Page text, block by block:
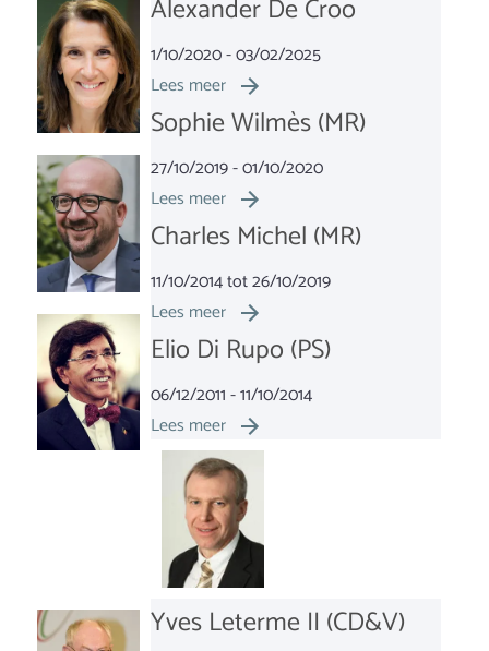
Alexander De Croo
1/10/2020 - 03/02/2025
Lees meer
Sophie Wilmès (MR)
27/10/2019 - 01/10/2020
Lees meer
Charles Michel (MR)
11/10/2014 tot 26/10/2019
Lees meer
Elio Di Rupo (PS)
06/12/2011 - 11/10/2014
Lees meer
Yves Leterme II (CD&V)